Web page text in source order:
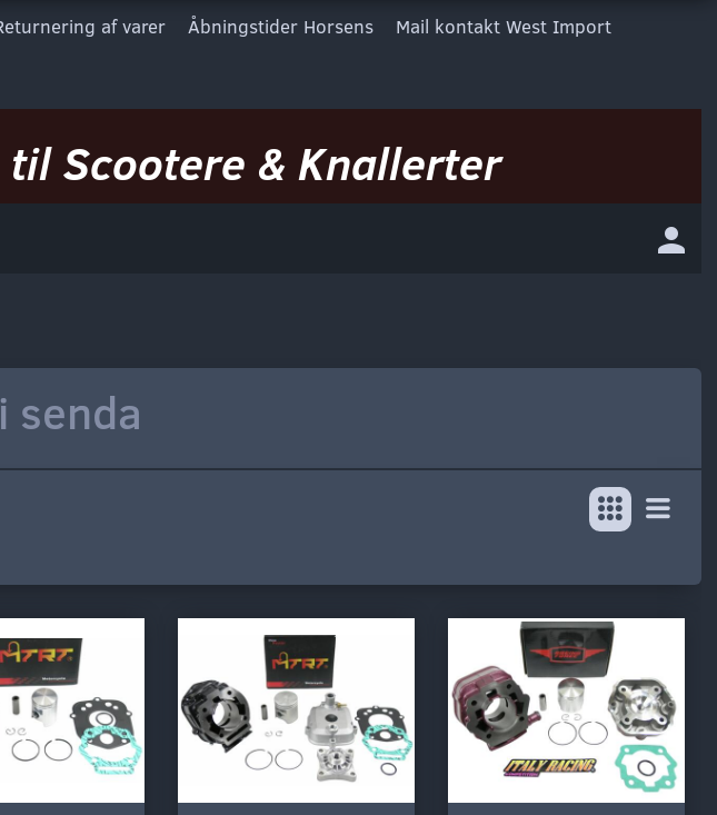
af varer Åbningstider Horsens Mail kontakt West Import
til Scootere & Knallerter
senda